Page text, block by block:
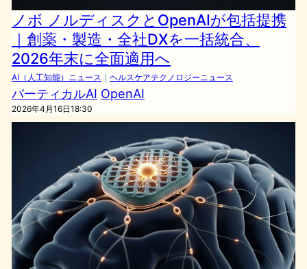
ノボ ノルディスクとOpenAIが包括提携
｜創薬・製造・全社DXを一括統合、
2026年末に全面適用へ
AI（人工知能）ニュース ｜ ヘルスケアテクノロジーニュース
バーティカルAI OpenAI
2026年4月16日18:30